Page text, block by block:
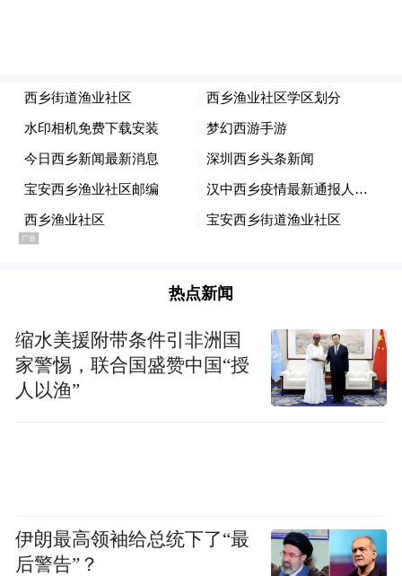
清理道路围杆
热点新闻
缩水美援附带条件引非洲国
家警惕，联合国盛赞中国“授
人以渔”
伊朗最高领袖给总统下了“最
后警告”？